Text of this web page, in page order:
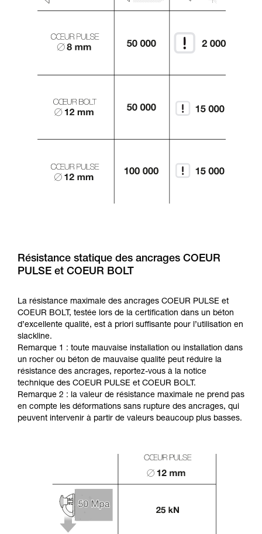
Résistance statique des ancrages COEUR
PULSE et COEUR BOLT
La résistance maximale des ancrages COEUR PULSE et
COEUR BOLT, testée lors de la certification dans un béton
d’excellente qualité, est à priori suffisante pour l’utilisation en
slackline.
Remarque 1 : toute mauvaise installation ou installation dans
un rocher ou béton de mauvaise qualité peut réduire la
résistance des ancrages, reportez-vous à la notice
technique des COEUR PULSE et COEUR BOLT.
Remarque 2 : la valeur de résistance maximale ne prend pas
en compte les déformations sans rupture des ancrages, qui
peuvent intervenir à partir de valeurs beaucoup plus basses.